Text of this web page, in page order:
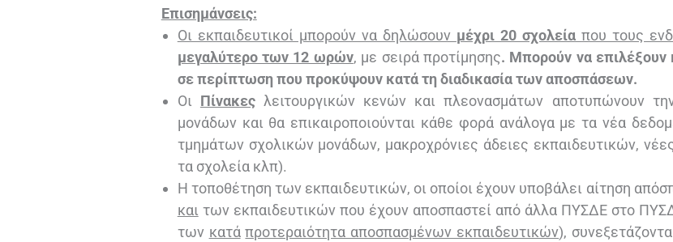
Επισημάνσεις:
Οι εκπαιδευτικοί μπορούν να δηλώσουν μέχρι 20 σχολείαπου τους
μεγαλύτερο των 12 ωρών, με σειρά προτίμησης. Μπορούν να επιλέξουν
σε περίπτωση που προκύψουν κατά τη διαδικασία των αποσπάσεων.
Οι Πίνακεςλειτουργικών κενών και πλεονασμάτων αποτυπώνουν
μονάδων και θα επικαιροποιούνται κάθε φορά ανάλογα με τα νέα
τμημάτων σχολικών μονάδων, μακροχρόνιες άδειες εκπαιδευτικών,
τα σχολεία κλπ).
Η τοποθέτηση των εκπαιδευτικών, οι οποίοι έχουν υποβάλει αίτηση
και των εκπαιδευτικών που έχουν αποσπαστεί από άλλα ΠΥΣΔΕ στο
των κατά προτεραιότητα αποσπασμένων εκπαιδευτικών),